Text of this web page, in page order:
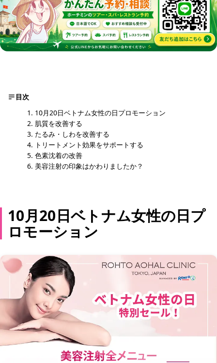
目次
10月20日ベトナム女性の日プロモーション
肌質を改善する
たるみ・しわを改善する
トリートメント効果をサポートする
色素沈着の改善
美容注射の印象はかわりましたか？
10月20日ベトナム女性の日プ
ロモーション